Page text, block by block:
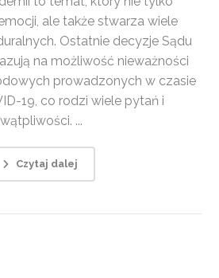
ale także stwarza wiele
Ostatnie decyzje Sądu
na możliwość nieważności
prowadzonych w czasie
19, co rodzi wiele pytań i
wątpliwości. ...
Czytaj dalej